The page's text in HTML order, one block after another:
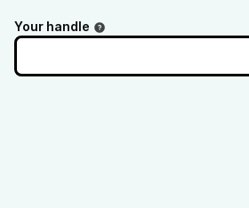
Your handle